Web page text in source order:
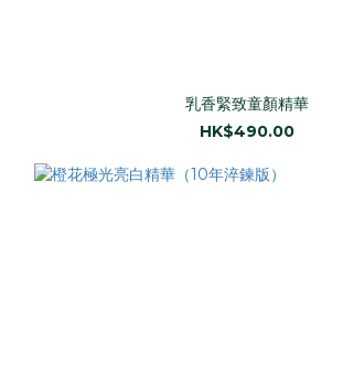
乳香緊致童顏精華
HK$490.00